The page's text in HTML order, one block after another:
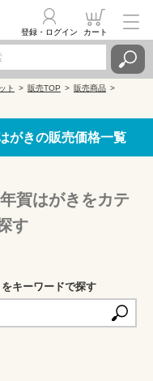
登録・ログイン カート
ト 販売TOP
販売商品
がきの販売価格一覧
賀はがきをカテ
す
キーワードで探す